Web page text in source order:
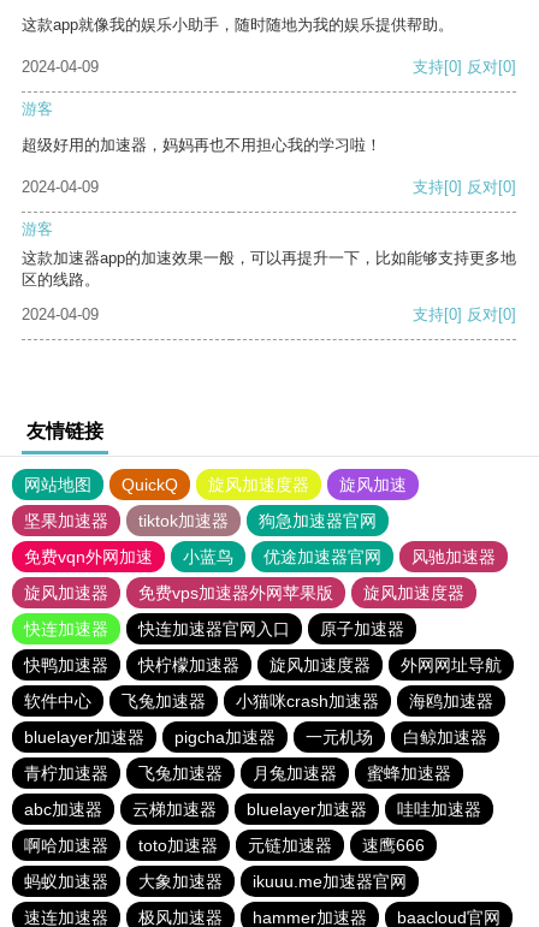
这款app就像我的娱乐小助手，随时随地为我的娱乐提供帮助。
2024-04-09 支持[0] 反对[0]
游客
超级好用的加速器，妈妈再也不用担心我的学习啦！
2024-04-09 支持[0] 反对[0]
游客
这款加速器app的加速效果一般，可以再提升一下，比如能够支持更多地
区的线路。
2024-04-09
支持[0] 反对[0]
友情链接
网站地图 QuickQ 旋风加速度器
旋风加速
坚果加速器
tiktok加速器
狗急加速器官网
免费vqn外网加速
小蓝鸟 优途加速器官网
风驰加速器
旋风加速器
免费vps加速器外网苹果版
旋风加速度器
快连加速器
快连加速器官网入口
原子加速器
快鸭加速器
快柠檬加速器 旋风加速度器
外网网址导航
软件中心
飞兔加速器 小猫咪crash加速器
海鸥加速器
bluelayer加速器
pigcha加速器 一元机场
白鲸加速器
青柠加速器
飞兔加速器 月兔加速器
蜜蜂加速器
abc加速器
云梯加速器 bluelayer加速器
哇哇加速器
啊哈加速器
toto加速器 元链加速器
速鹰666
蚂蚁加速器
大象加速器
ikuuu.me加速器官网
速连加速器
极风加速器 hammer加速器 baacloud官网